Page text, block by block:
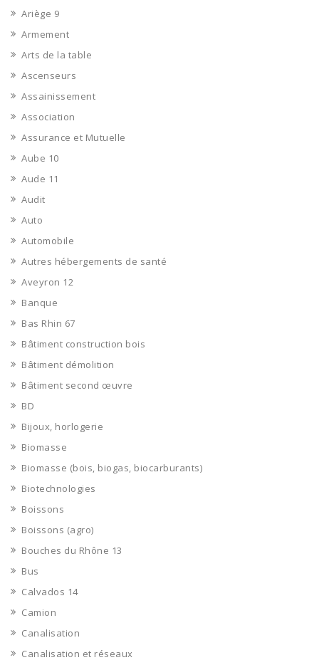
Ariège 9
Armement
Arts de la table
Ascenseurs
Assainissement
Association
Assurance et Mutuelle
Aube 10
Aude 11
Audit
Auto
Automobile
Autres hébergements de santé
Aveyron 12
Banque
Bas Rhin 67
Bâtiment construction bois
Bâtiment démolition
Bâtiment second œuvre
BD
Bijoux, horlogerie
Biomasse
Biomasse (bois, biogas, biocarburants)
Biotechnologies
Boissons
Boissons (agro)
Bouches du Rhône 13
Bus
Calvados 14
Camion
Canalisation
Canalisation et réseaux